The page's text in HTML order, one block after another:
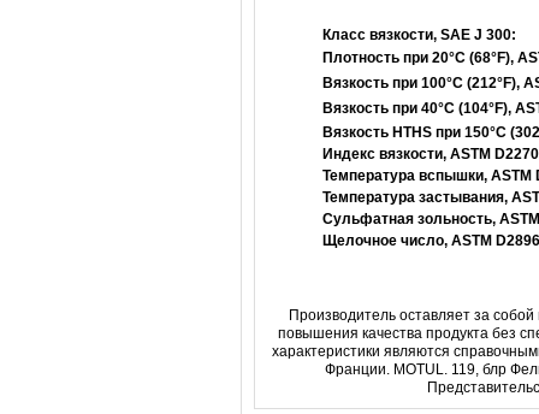
Класс вязкости, SAE J 300:
Плотность при 20°C (68°F),
Вязкость при 100°C (212°F),
Вязкость при 40°C (104°F),
Вязкость HTHS при 150°C
Индекс вязкости, ASTM
Температура вспышки, ASTM
Температура застывания,
Сульфатная зольность,
Щелочное число, ASTM
Производитель оставляет за
повышения качества продукта без
характеристики являются
Франции. MOTUL. 119, блр